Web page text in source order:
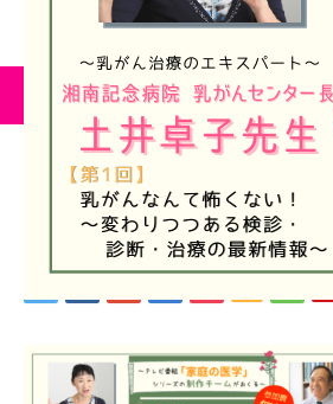
ブログ 土井先生
土井先生
2021.02.4
HOME
WithYouとは
今年のWithYouTokyo
実行委員
全国のWithYou